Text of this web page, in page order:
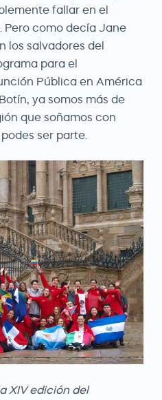
fallar en el
Pero como decía Jane
los salvadores del
para el
Pública en América
ya somos más de
que soñamos con
ser parte.
XIV edición del